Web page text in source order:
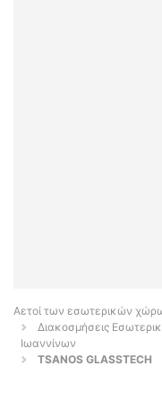
Αετοί των εσωτερικών
Διακοσμήσεις
Ιωαννίνων
TSANOS GLASSTECH